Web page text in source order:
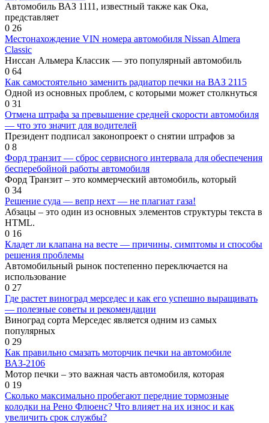
Автомобиль ВАЗ 1111, известный также как Ока,
представляет
0 26
Местонахождение VIN номера автомобиля Nissan Almera
Classic
Ниссан Альмера Классик — это популярный автомобиль
0 64
Как самостоятельно заменить радиатор печки на ВАЗ 2115
Одной из основных проблем, с которыми может столкнуться
0 31
Отмена штрафа за превышение средней скорости автомобиля
— что это значит для водителей
Президент подписал законопроект о снятии штрафов за
0 8
Форд транзит — сброс сервисного интервала для обеспечения
бесперебойной работы автомобиля
Форд Транзит – это коммерческий автомобиль, который
0 34
Решение суда — вепр нехт — не плагиат газа!
Абзацы – это один из основных элементов структуры текста в
HTML.
0 16
Кладет ли клапана на весте — причины, симптомы и способы
решения проблемы
Автомобильный рынок постепенно переключается на
использование
0 27
Где растет виноград мерседес и как его успешно выращивать
— полезные советы и рекомендации
Виноград сорта Мерседес является одним из самых
популярных
0 29
Как правильно смазать моторчик печки на автомобиле
ВАЗ-2106
Мотор печки – это важная часть автомобиля, которая
0 19
Сколько максимально пробегают передние тормозные
колодки на Рено Флюенс? Что влияет на их износ и как
увеличить срок службы?